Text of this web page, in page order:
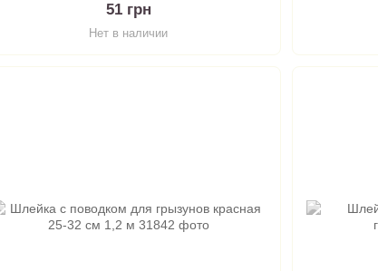
51 грн
Нет в наличии